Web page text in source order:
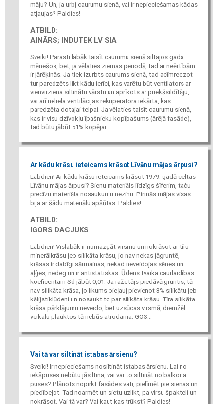
māju? Un, ja urbj caurumu sienā, vai ir nepieciešamas kādas
atļaujas? Paldies!
ATBILD:
AINĀRS; INDUTEK LV SIA
Sveiki! Parasti labāk taisīt caurumu sienā siltajos gada
mēnešos, bet, ja vēlaties ziemas periodā, tad ar neērtībām
ir jārēķinās. Ja tiek izurbts caurums sienā, tad acīmredzot
tur paredzēts likt kādu ierīci, kas varētu būt ventilators ar
vienvirziena siltinātu vārstu un aprīkots ar priekšsildītāju,
vai arī neliela ventilācijas rekuperatora iekārta, kas
paredzēta dotajai telpai. Ja vēlaties taisīt caurumu sienā,
kas ir visu dzīvokļu īpašnieku kopīpašums (ārējā fasāde),
tad būtu jābūt 51% kopējai...
Ar kādu krāsu ieteicams krāsot Līvānu mājas ārpusi?
Labdien! Ar kādu krāsu ieteicams krāsot 1979. gadā celtas
Līvānu mājas ārpusi? Sienu materiāls līdzīgs šīferim, taču
precīzu materiāla nosaukumu nezinu. Pirmās mājas visas
bija ar šādu materiālu apšūtas. Paldies!
ATBILD:
IGORS DACJUKS
Labdien! Vislabāk ir nomazgāt virsmu un nokrāsot ar tīru
minerālkrāsu jeb silikāta krāsu, jo nav nekas jāgruntē,
krāsas ir dabīgi sārmainas, nekad neveidojas sēnes un
aļģes, nedeg un ir antistatiskas. Ūdens tvaika caurlaidības
koeficentam Sd jābūt 0,01. Ja ražotājs piedāvā gruntis, tā
nav silikāta krāsa, jo likums pieļauj pievienot 3% silikātu jeb
kālijstiklūdeni un nosaukt to par silikāta krāsu. Tīra silikāta
krāsa pārklājumu neveido, bet uzsūcas virsmā, diemžēl
veikalu plauktos tā nebūs atrodama. GOS...
Vai tā var siltināt istabas ārsienu?
Sveiki! Ir nepieciešams nosiltināt istabas ārsienu. Lai no
iekšpuses nebūtu jāsiltina, vai var to siltināt no balkona
puses? Plānots nopirkt fasādes vati, pielīmēt pie sienas un
piedībeļot. Tad noarmēt un sietu uzlikt, pa virsu špakteli un
nokrāsot. Vai tā var? Vai kaut kas trūkst? Paldies!